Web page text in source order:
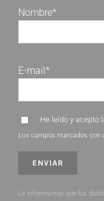
Nombre*
E-mail*
He leído y acepto
Los campos marcados con
Le informamos que los